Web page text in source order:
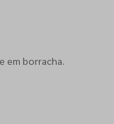
em borracha.